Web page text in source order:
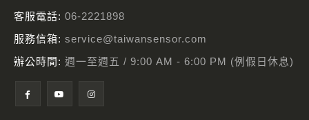
客服電話: 06-2221898
服務信箱: service@taiwansensor.com
辦公時間: 週一至週五 / 9:00 AM - 6:00 PM (例假日休息)